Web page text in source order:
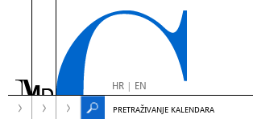
HR| EN
PRETRAŽIVANJE KALENDARA